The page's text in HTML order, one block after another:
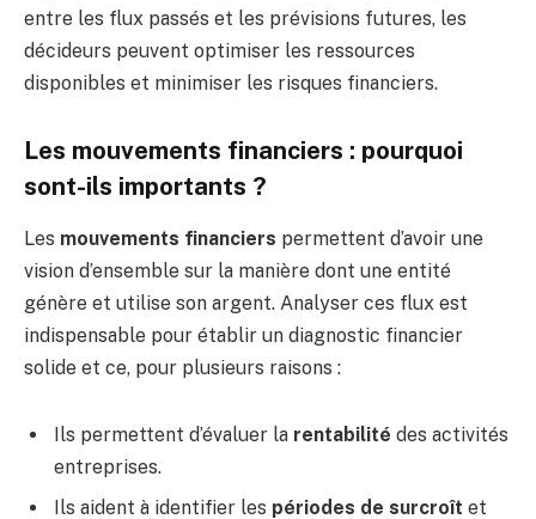
entre les flux passés et les prévisions futures, les
décideurs peuvent optimiser les ressources
disponibles et minimiser les risques financiers.
Les mouvements financiers : pourquoi
sont-ils importants ?
Les mouvements financiers permettent d’avoir une
vision d’ensemble sur la manière dont une entité
génère et utilise son argent. Analyser ces flux est
indispensable pour établir un diagnostic financier
solide et ce, pour plusieurs raisons :
Ils permettent d’évaluer la rentabilité des activités
entreprises.
Ils aident à identifier les périodes de surcroît et